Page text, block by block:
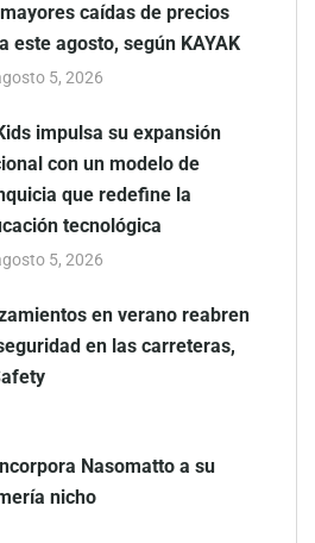
mayores caídas de precios
este agosto, según KAYAK
5, 2026
impulsa su expansión
con un modelo de
que redefine la
tecnológica
5, 2026
en verano reabren
en las carreteras,
Nasomatto a su
nicho